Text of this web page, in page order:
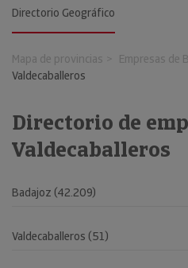
Directorio Geográfico
Mapa de provincias Empresas de
Valdecaballeros
Directorio de
Valdecaballeros